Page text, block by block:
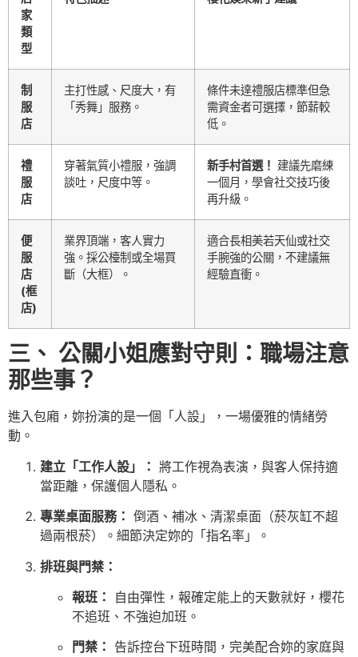
家
類
型
制
服
店
主打性感、尺度大，有
「秀舞」服務。
條件未達禮服店標準但急
需資金者可選擇，節薪較
低。
禮
服
店
穿著氣質小禮服，強調
談吐，尺度中等。
新手村首選！ 建議先磨練
一個月，學會社交技巧後
再升級。
便
服
店
(框
店)
業界頂端，客人實力
強。採公檯制或全場買
斷（大框）。
適合長相美若天仙或社交
手腕強的公關，不建議無
經驗直衝。
三、 公關小姐應對守則：職場注意
那些事？
進入包廂，妳扮演的是一個「人設」，一場優雅的情緒勞
動。
建立「工作人設」： 將工作視為表演，與客人保持適
當距離，保護個人隱私。
專業桌面服務： 倒酒、補冰、清潔桌面（菸灰缸不超
過兩根菸）。細節決定妳的「指名率」。
排班與門禁：
報班：
自由彈性，報確定能上的天數就好，櫻花
不追班、不強迫加班。
門禁： 告訴控台下班時間，完美配合妳的家庭與